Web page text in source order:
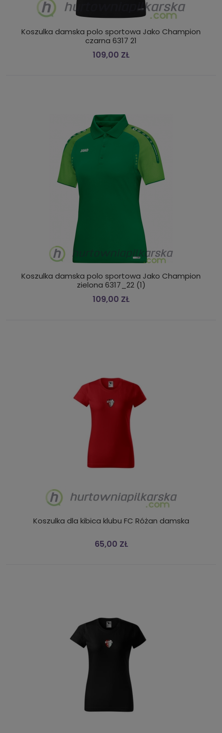
Koszulka damska polo sportowa Jako Champion
czarna 6317 21
109,00 ZŁ
Koszulka damska polo sportowa Jako Champion
zielona 6317_22 (1)
109,00 ZŁ
Koszulka dla kibica klubu FC Różan damska
65,00 ZŁ